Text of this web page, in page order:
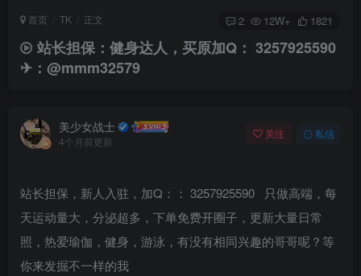
首页 TK 正文 2 12W+ 1821
站长担保：健身达人，买原加Q： 3257925590
✈：@mmm32579
美少女战士
4个月前更新
关注 私信
站长担保，新人入驻，加Q：： 3257925590 只做高端，每
天运动量大，分泌超多，下单免费开圈子，更新大量日常
照，热爱瑜伽，健身，游泳，有没有相同兴趣的哥哥呢？等
你来发掘不一样的我